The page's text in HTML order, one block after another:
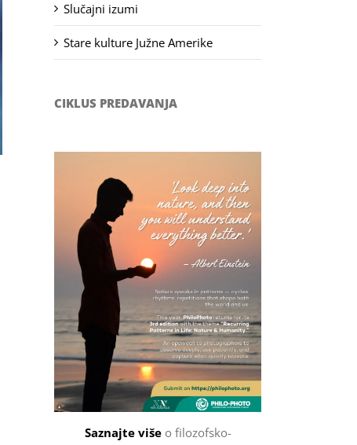
Slučajni izumi
Stare kulture Južne Amerike
CIKLUS PREDAVANJA
Saznajte višeo filozofsko-